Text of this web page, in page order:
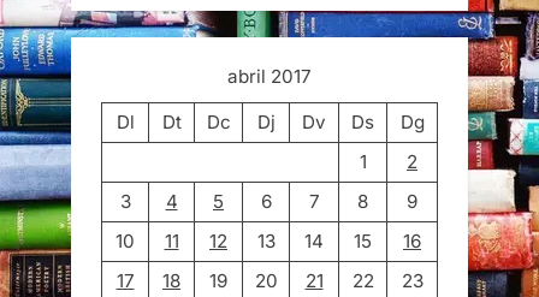
abril 2017
Dl
Dt Dc Dj Dv Ds
Dg
1
2
3
4 5 6 7 8
9
10
11 12 13 14 15
16
17
18 19 20 21 22
23